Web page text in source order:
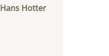
Hotter